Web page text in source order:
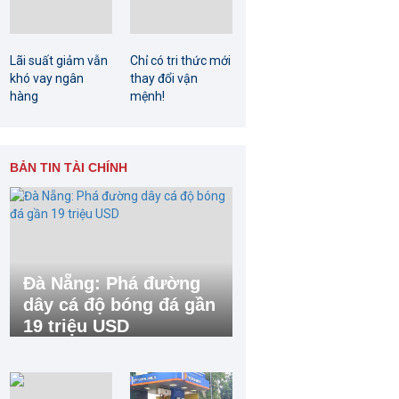
Lãi suất giảm vẫn
khó vay ngân
hàng
Chỉ có tri thức mới
thay đổi vận
mệnh!
BẢN TIN TÀI CHÍNH
Đà Nẵng: Phá đường
dây cá độ bóng đá gần
19 triệu USD